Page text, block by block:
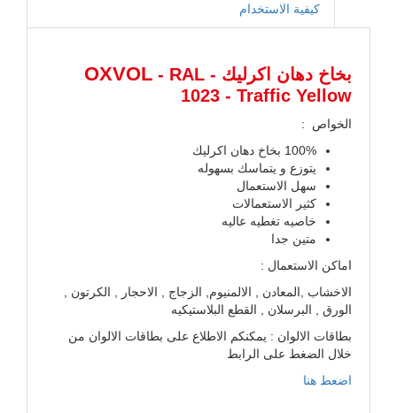
كيفية الاستخدام
بخاخ دهان اكرليك - OXVOL - RAL
1023 - Traffic Yellow
الخواص :
100% بخاخ دهان اكرليك
يتوزع و يتماسك بسهوله
سهل الاستعمال
كثير الاستعمالات
خاصيه تغطيه عاليه
متين جدا
اماكن الاستعمال :
الاخشاب ,المعادن , الالمنيوم, الزجاج , الاحجار , الكرتون ,
الورق , البرسلان , القطع البلاستيكيه
بطاقات الالوان : يمكنكم الاطلاع على بطاقات الالوان من
خلال الضغط على الرابط
اضعط هنا